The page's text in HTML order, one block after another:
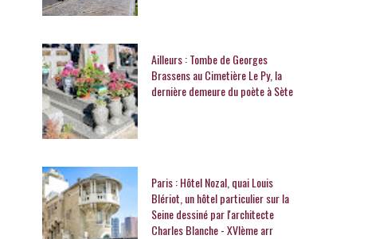
Ailleurs : Tombe de Georges
Brassens au Cimetière Le Py, la
dernière demeure du poète à Sète
Paris : Hôtel Nozal, quai Louis
Blériot, un hôtel particulier sur la
Seine dessiné par l'architecte
Charles Blanche - XVIème arr